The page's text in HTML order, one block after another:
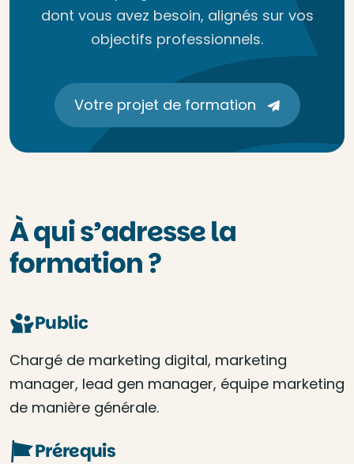
dont vous avez besoin, alignés sur vos
objectifs professionnels.
Votre projet de formation
À qui s’adresse la
formation ?
Public
Chargé de marketing digital, marketing
manager, lead gen manager, équipe marketing
de manière générale.
Prérequis